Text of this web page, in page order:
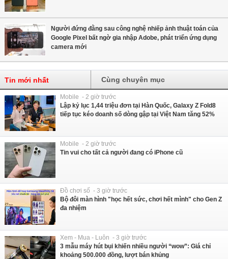
Người đứng đằng sau công nghệ nhiếp ảnh thuật toán của
Google Pixel bất ngờ gia nhập Adobe, phát triển ứng dụng
camera mới
Tin mới nhất Cùng chuyên mục
Mobile - 2 giờ trước
Lập kỷ lục 1,44 triệu đơn tại Hàn Quốc, Galaxy Z Fold8
tiếp tục kéo doanh số dòng gập tại Việt Nam tăng 52%
Mobile - 2 giờ trước
Tin vui cho tất cả người đang có iPhone cũ
Đồ chơi số - 3 giờ trước
Bộ đôi màn hình "học hết sức, chơi hết mình" cho Gen Z
đa nhiệm
Xem - Mua - Luôn - 3 giờ trước
3 mẫu máy hút bụi khiến nhiều người “wow”: Giá chỉ
khoảng 500.000 đồng, lượt bán khủng